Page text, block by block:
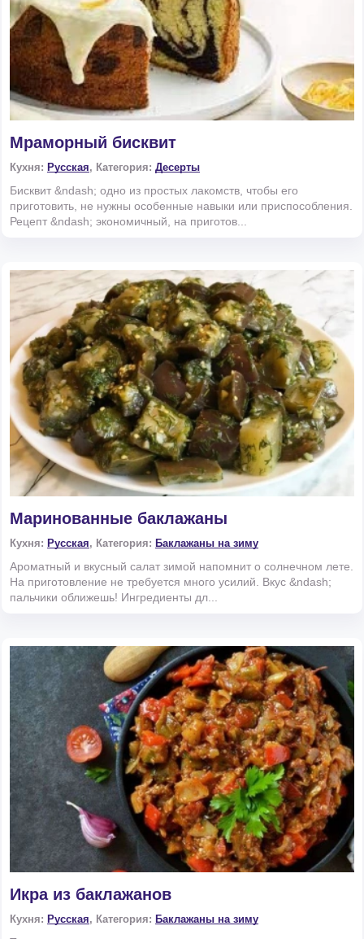
Мраморный бисквит
Кухня: Русская, Категория: Десерты
Бисквит &ndash; одно из простых лакомств, чтобы его
приготовить, не нужны особенные навыки или приспособления.
Рецепт &ndash; экономичный, на приготов...
Маринованные баклажаны
Кухня: Русская, Категория: Баклажаны на зиму
Ароматный и вкусный салат зимой напомнит о солнечном лете.
На приготовление не требуется много усилий. Вкус &ndash;
пальчики оближешь! Ингредиенты дл...
Икра из баклажанов
Кухня: Русская, Категория: Баклажаны на зиму